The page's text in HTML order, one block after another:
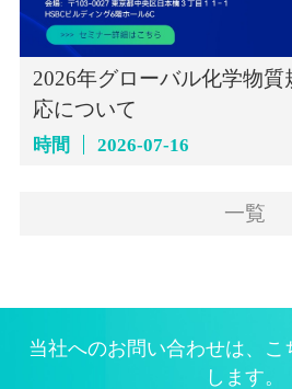
2026年グローバル化学物
応について
時間 2026-07-16
一覧
当社へのお問い合わせは、
します。